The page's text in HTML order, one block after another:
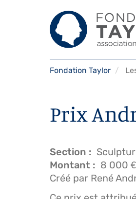
Fondation Taylor
Prix
Section
Montant
8 000 €
Créé par René